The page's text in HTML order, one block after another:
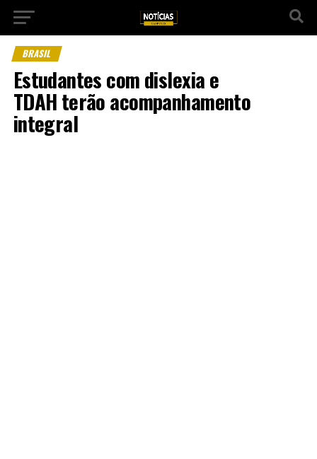
BRASIL
Estudantes com dislexia e
TDAH terão acompanhamento
integral